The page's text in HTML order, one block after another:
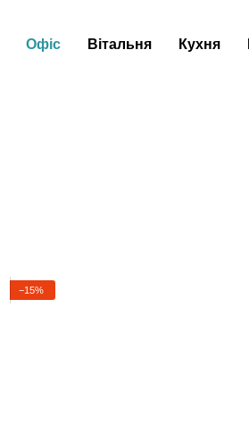
Офіс Вітальня Кухня
−15%